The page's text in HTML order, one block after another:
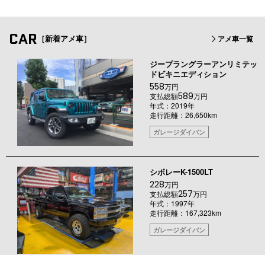
CAR ［新着アメ車］ アメ車一覧
ジープラングラーアンリミテッ
ドビキニエディション
558万円
支払総額589万円
年式：2019年
走行距離：26,650km
ガレージダイバン
シボレーK-1500LT
228万円
支払総額257万円
年式：1997年
走行距離：167,323km
ガレージダイバン